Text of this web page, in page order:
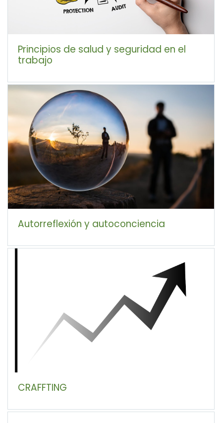
Principios de salud y seguridad en el
trabajo
Autorreflexión y autoconciencia
CRAFFTING